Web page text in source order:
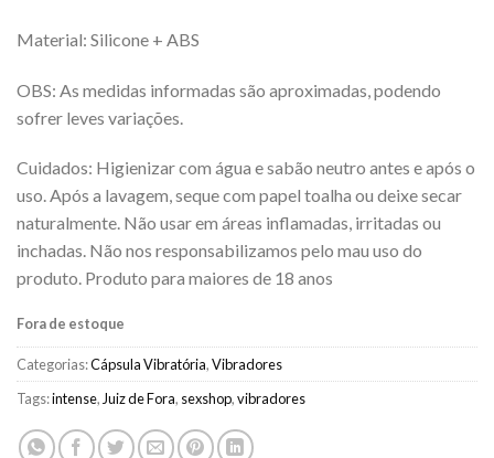
Material: Silicone + ABS
OBS: As medidas informadas são aproximadas, podendo
sofrer leves variações.
Cuidados: Higienizar com água e sabão neutro antes e após o
uso. Após a lavagem, seque com papel toalha ou deixe secar
naturalmente. Não usar em áreas inflamadas, irritadas ou
inchadas. Não nos responsabilizamos pelo mau uso do
produto. Produto para maiores de 18 anos
Fora de estoque
Categorias:Cápsula Vibratória,Vibradores
Tags:intense, Juiz de Fora, sexshop,vibradores